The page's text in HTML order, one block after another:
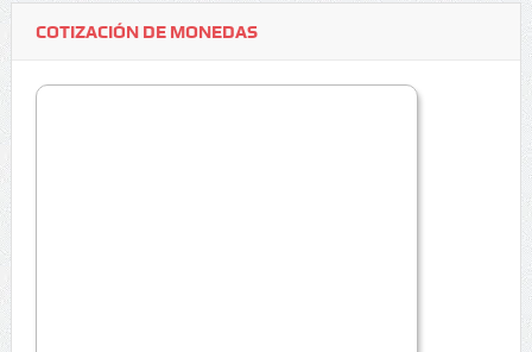
COTIZACIÓN DE MONEDAS